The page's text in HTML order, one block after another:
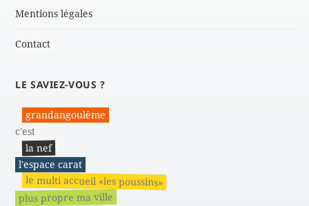
Mentions légales
Contact
LE SAVIEZ-VOUS ?
grandangoulême
c'est
la nef
l'espace carat
le multi accueil «les poussins»
plus propre ma ville